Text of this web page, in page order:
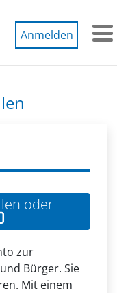
Anmelden
oder
zur
Bürger. Sie
Mit einem